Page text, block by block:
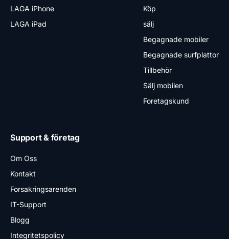
LAGA iPhone
LAGA iPad
Köp
sälj
Begagnade mobiler
Begagnade surfplattor
Tillbehör
Sälj mobilen
Foretagskund
Support & företag
Om Oss
Kontakt
Forsakringsarenden
IT-Support
Blogg
Integritetspolicy